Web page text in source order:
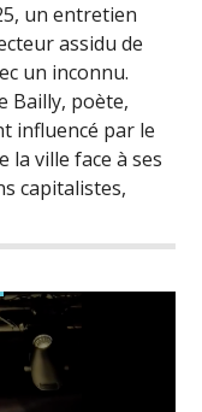
un entretien
assidu de
un inconnu.
Bailly, poète,
influencé par le
la ville face à ses
capitalistes,